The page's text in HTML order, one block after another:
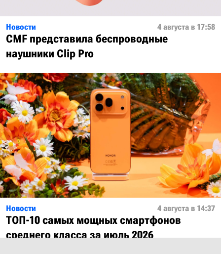
Новости 4 августа в 17:58
CMF представила беспроводные
наушники Clip Pro
Новости 4 августа в 14:37
ТОП-10 самых мощных смартфонов
среднего класса за июль 2026